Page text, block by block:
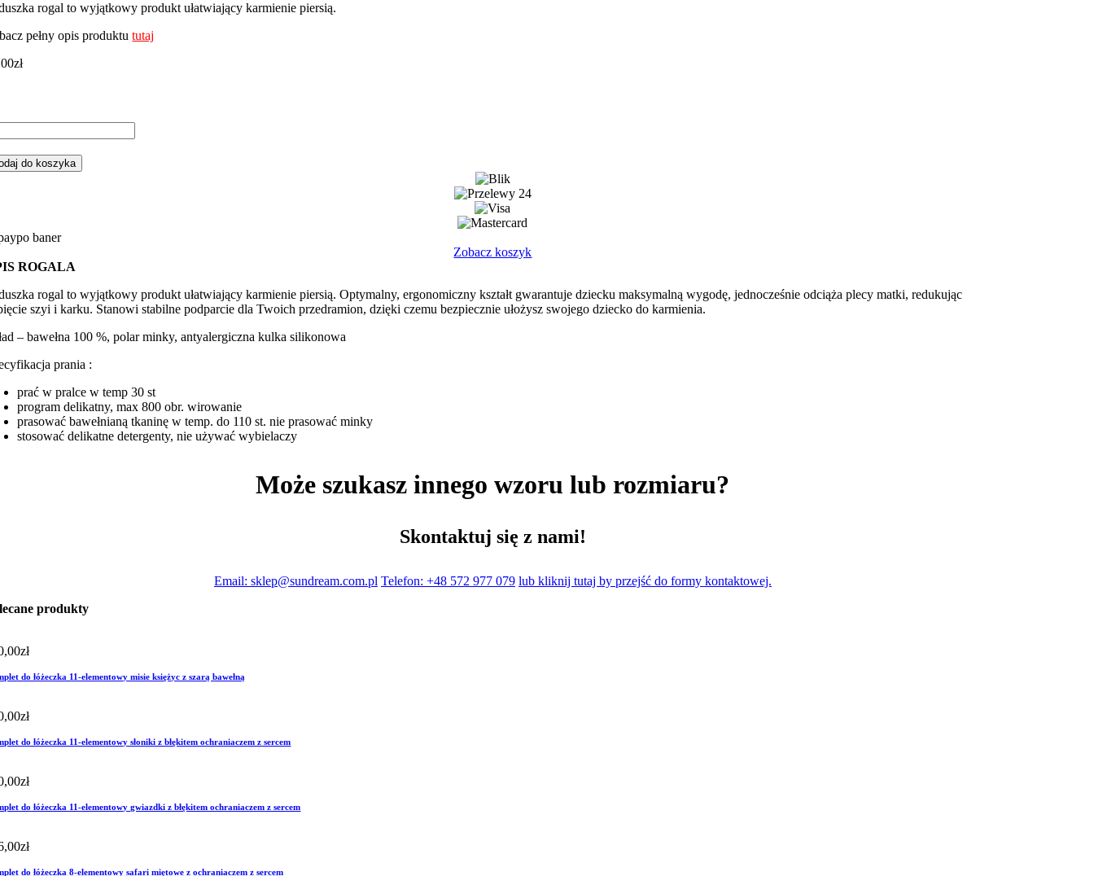
rogal to wyjątkowy produkt ułatwiający karmienie piersią.
pełny opis produktututaj
zł
do koszyka
Zobacz koszyk
ROGALA
rogal to wyjątkowy produkt ułatwiający karmienie piersią. Optymalny, ergonomiczny kształt gwarantuje dziecku maksymalną wygodę, jednocześnie odciąża plecy matki, redukując
szyi i karku. Stanowi stabilne podparcie dla Twoich przedramion, dzięki czemu bezpiecznie ułożysz swojego dziecko do karmienia.
– bawełna 100 %, polar minky, antyalergiczna kulka silikonowa
prania :
prać w pralce w temp 30 st
program delikatny, max 800 obr. wirowanie
prasować bawełnianą tkaninę w temp. do 110 st. nie prasować minky
stosować delikatne detergenty, nie używać wybielaczy
Może szukasz innego wzoru lub rozmiaru?
Skontaktuj się z nami!
Email: sklep@sundream.com.pl Telefon: +48 572 977 079 lub kliknij tutaj by przejść do formy kontaktowej.
produkty
zł
do łóżeczka 11-elementowy misie księżyc z szarą bawełną
zł
do łóżeczka 11-elementowy słoniki z błękitem ochraniaczem z sercem
zł
do łóżeczka 11-elementowy gwiazdki z błękitem ochraniaczem z sercem
zł
do łóżeczka 8-elementowy safari miętowe z ochraniaczem z sercem